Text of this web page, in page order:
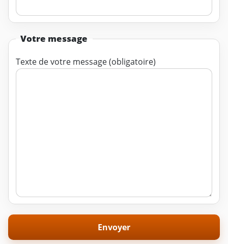
Votre message
Texte de votre message (obligatoire)